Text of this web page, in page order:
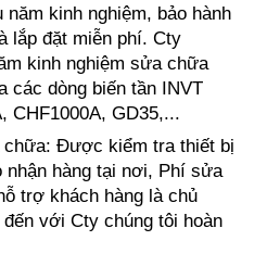
kinh nghiệm, bảo hành
lắp đặt miễn phí. Cty
kinh nghiệm sửa chữa
các dòng biến tần INVT
CHF1000A, GD35,...
Được kiểm tra thiết bị
nhận hàng tại nơi, Phí sửa
trợ khách hàng là chủ
với Cty chúng tôi hoàn